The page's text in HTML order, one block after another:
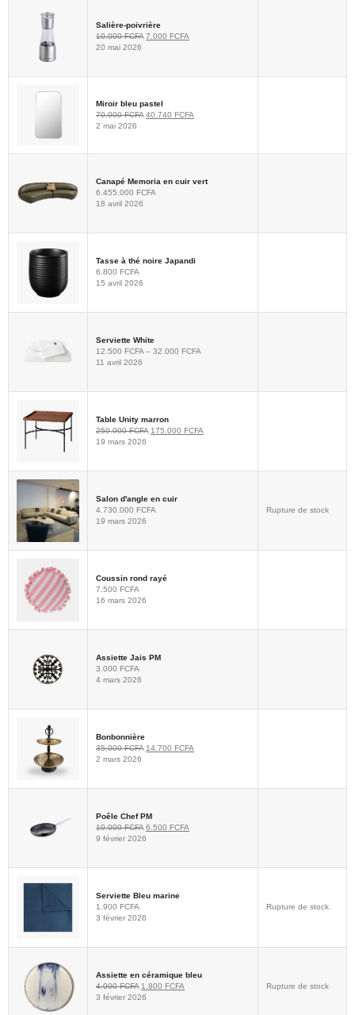
Salière-poivrière
10.000FCFA 7.000 FCFA
20 mai 2026
Miroir bleu pastel
70.000FCFA 40.740 FCFA
2 mai 2026
Canapé Memoria en cuir vert
6.455.000 FCFA
18 avril 2026
Tasse à thé noire Japandi
6.800 FCFA
15 avril 2026
Serviette White
12.500 FCFA – 32.000 FCFA
11 avril 2026
Table Unity marron
250.000FCFA 175.000 FCFA
19 mars 2026
Salon d'angle en cuir
4.730.000 FCFA
19 mars 2026
Rupture de stock
Coussin rond rayé
7.500 FCFA
16 mars 2026
Assiette Jais PM
3.000 FCFA
4 mars 2026
Bonbonnière
35.000FCFA 14.700 FCFA
2 mars 2026
Poêle Chef PM
10.000FCFA 6.500 FCFA
9 février 2026
Serviette Bleu marine
1.900 FCFA
3 février 2026
Rupture de stock
Assiette en céramique bleu
4.000FCFA 1.800 FCFA
3 février 2026
Rupture de stock